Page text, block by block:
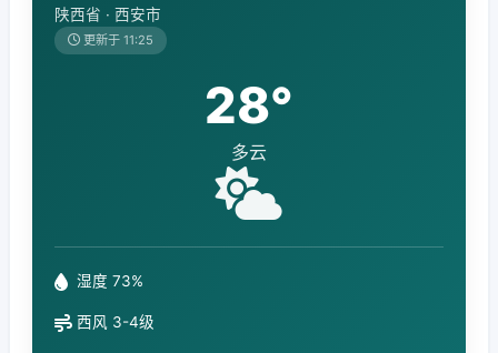
陕西省 · 西安市
更新于 11:25
28°
多云
湿度 73%
西风 3-4级